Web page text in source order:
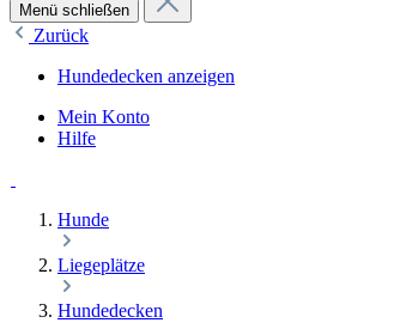
Menü schließen
Zurück
Hundedecken anzeigen
Mein Konto
Hilfe
Hunde
Liegeplätze
Hundedecken